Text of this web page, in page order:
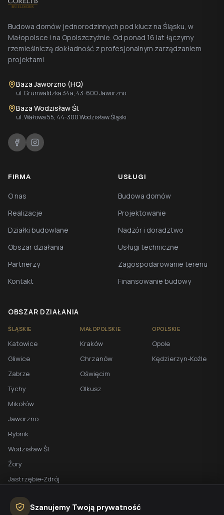
Budowa domów jednorodzinnych pod klucz na Śląsku, w
Małopolsce i na Opolszczyźnie. Od ponad 16 lat łączymy
rzemieślniczą dokładność z profesjonalnym zarządzaniem
projektami.
Baza Jaworzno (HQ)
ul. Grunwaldzka 34a, 43-600 Jaworzno
Baza Wodzisław Śl.
ul. Wałowa 55, 44-300 Wodzisław Śląski
FIRMA
O nas
Realizacje
Działki budowlane
Obszar działania
Partnerzy
Kontakt
USŁUGI
Budowa domów
Projektowanie
Nadzór i doradztwo
Usługi techniczne
Zagospodarowanie terenu
Finansowanie budowy
OBSZAR DZIAŁANIA
ŚLĄSKIE
Katowice
Gliwice
Zabrze
Tychy
Mikołów
Jaworzno
Rybnik
Wodzisław Śl.
Żory
Jastrzębie-Zdrój
MAŁOPOLSKIE
Kraków
Chrzanów
Oświęcim
Olkusz
OPOLSKIE
Opole
Kędzierzyn-Koźle
Szanujemy Twoją prywatność